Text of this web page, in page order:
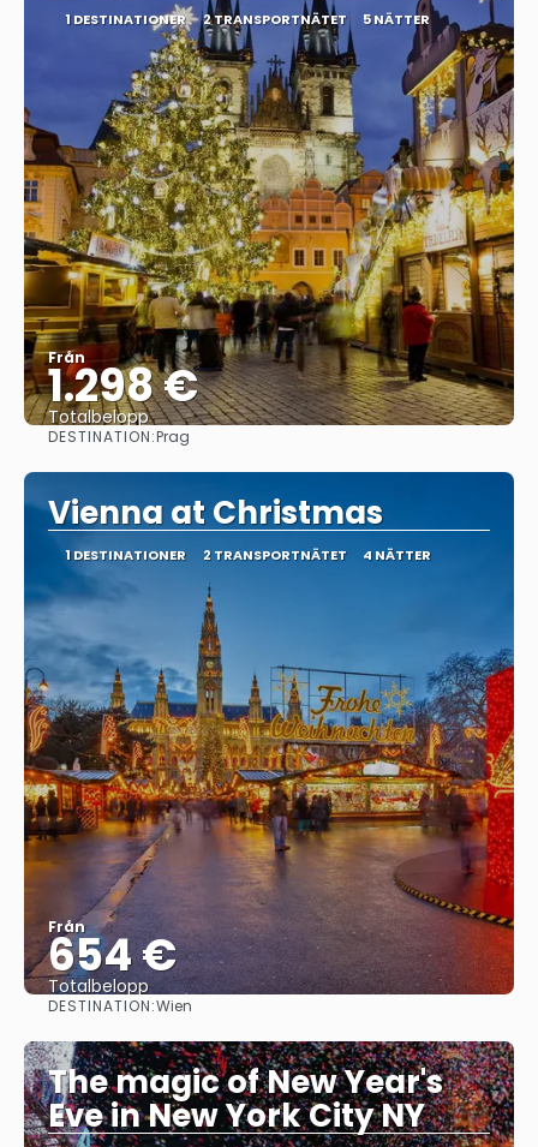
1 DESTINATIONER 2 TRANSPORTNÄTET 5 NÄTTER
Från
1.298 €
Totalbelopp
DESTINATION:Prag
Vienna at Christmas
1 DESTINATIONER 2 TRANSPORTNÄTET 4 NÄTTER
Från
654 €
Totalbelopp
DESTINATION:Wien
The magic of New Year's
Eve in New York City NY